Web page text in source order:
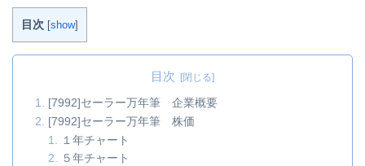
目次 [show]
目次
[7992]セーラー万年筆 企業概要
[7992]セーラー万年筆 株価
１年チャート
５年チャート